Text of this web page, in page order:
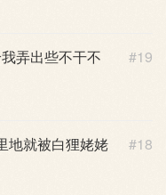
#19
弄出些不干不
#18
地就被白狸姥姥